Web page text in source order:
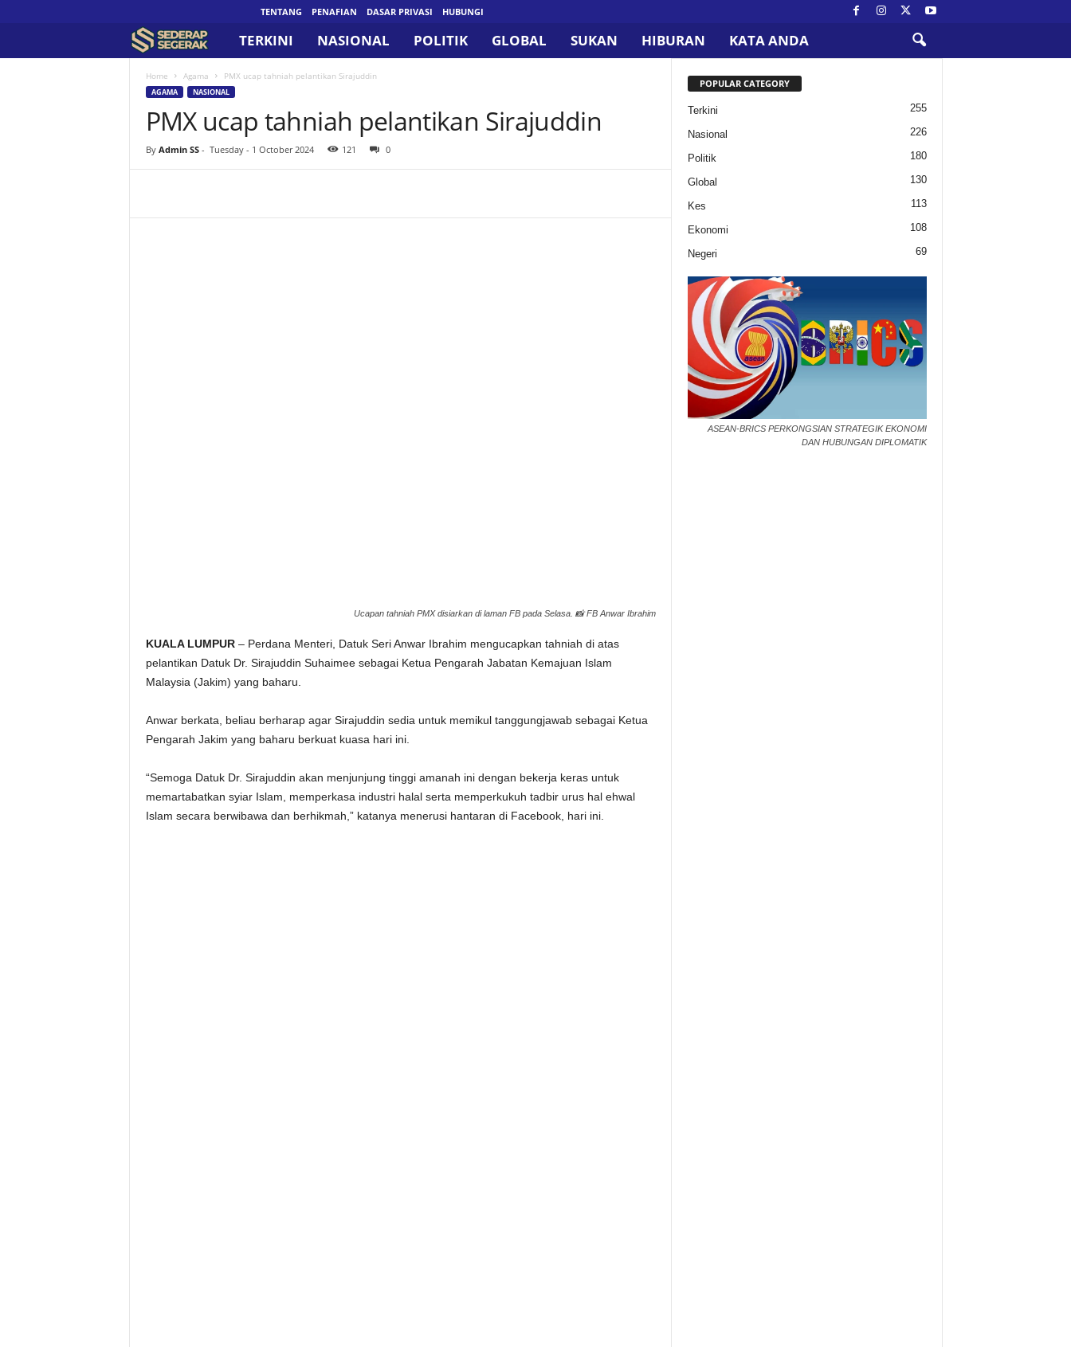
TENTANG PENAFIAN DASAR PRIVASI HUBUNGI
e
a
TERKINI NASIONAL POLITIK GLOBAL SUKAN HIBURAN KATA ANDA
Home Agama PMX ucap tahniah pelantikan Sirajuddin
AGAMA NASIONAL
PMX ucap tahniah pelantikan Sirajuddin
By Admin SS- Tuesday - 1 October 2024 121 0
Ucapan tahniah PMX disiarkan di laman FB pada Selasa. 📸 FB Anwar Ibrahim
KUALA LUMPUR– Perdana Menteri, Datuk Seri Anwar Ibrahim mengucapkan tahniah di atas
pelantikan Datuk Dr. Sirajuddin Suhaimee sebagai Ketua Pengarah Jabatan Kemajuan Islam
Malaysia (Jakim) yang baharu.
Anwar berkata, beliau berharap agar Sirajuddin sedia untuk memikul tanggungjawab sebagai Ketua
Pengarah Jakim yang baharu berkuat kuasa hari ini.
“Semoga Datuk Dr. Sirajuddin akan menjunjung tinggi amanah ini dengan bekerja keras untuk
memartabatkan syiar Islam, memperkasa industri halal serta memperkukuh tadbir urus hal ehwal
Islam secara berwibawa dan berhikmah,” katanya menerusi hantaran di Facebook, hari ini.
POPULAR CATEGORY
Terkini 255
Nasional 226
Politik 180
Global 130
Kes 113
Ekonomi 108
Negeri 69
ASEAN-BRICS PERKONGSIAN STRATEGIK EKONOMI
DAN HUBUNGAN DIPLOMATIK